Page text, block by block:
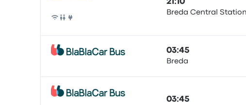
Autobus
21:10
Breda Central Station
03:45
Breda
03:45